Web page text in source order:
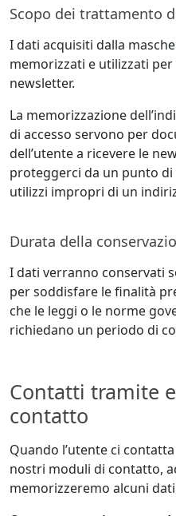
Scopo dei trattamento
I dati acquisiti dalla
memorizzati e utilizzati
newsletter.
La memorizzazione
di accesso servono per
dell’utente a ricevere le
proteggerci da un punto di
utilizzi impropri di un
Durata della
I dati verranno conservati
per soddisfare le finalità
che le leggi o le norme
richiedano un periodo di
Contatti tramite
contatto
Quando l’utente ci
nostri moduli di contatto,
memorizzeremo alcuni